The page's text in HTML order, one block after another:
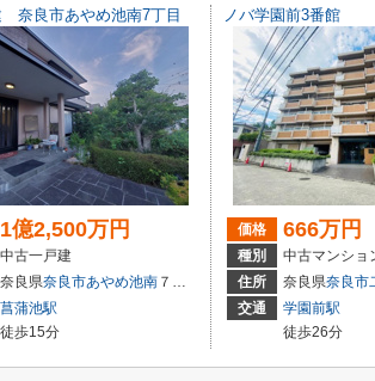
奈良市あやめ池南7丁目
1億2,500万円
中古一戸建
奈良県奈良市あやめ池南 ７丁目
菖蒲池駅
徒歩15分
ノバ学園前3番館
価格 666万円
種別
中古マンショ
住所
奈良県奈良市
交通
学園前駅
徒歩26分